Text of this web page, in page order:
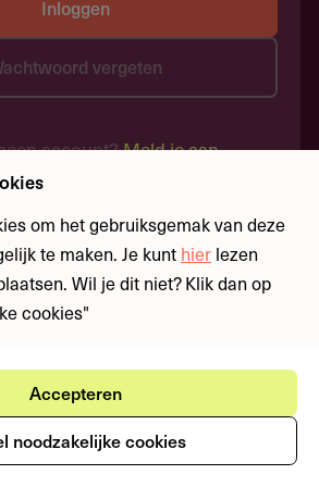
Inloggen
vergeten
account?Meld je aan
om het gebruiksgemak van deze
te maken. Je kunt hier lezen
Wil je dit niet? Klik dan op
cookies"
Accepteren
noodzakelijke cookies